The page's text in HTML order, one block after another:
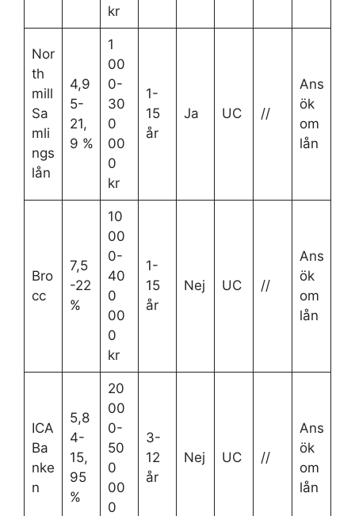
kr
Nor
th
mill
Sa
mli
ngs
lån
4,9
5-
21,
9 %
1
00
0-
30
0
00
0
kr
1-
15
år
Ja UC //
Ans
ök
om
lån
Bro
cc
7,5
-22
%
10
00
0-
40
0
00
0
kr
1-
15
år
Nej UC //
Ans
ök
om
lån
ICA
Ba
nke
n
5,8
4-
15,
95
%
20
00
0-
50
0
00
0
3-
12
år
Nej UC //
Ans
ök
om
lån